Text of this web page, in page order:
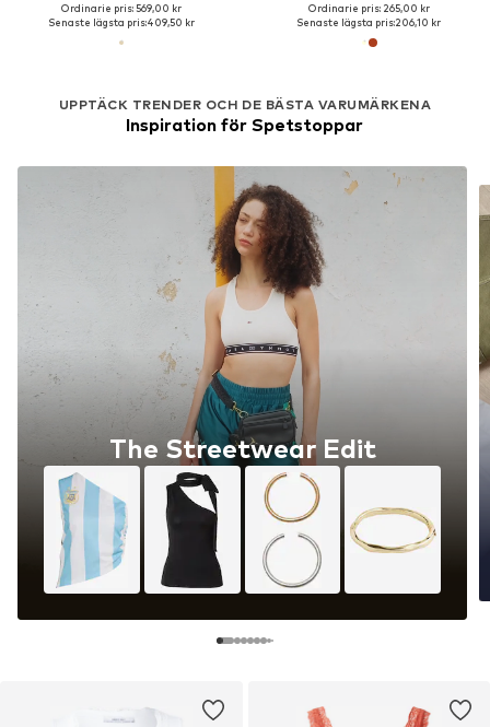
Ordinarie pris: 569,00 kr
Senaste lägsta pris:409,50 kr
Ordinarie pris: 265,00 kr
Senaste lägsta pris:206,10 kr
UPPTÄCK TRENDER OCH DE BÄSTA VARUMÄRKENA
Inspiration för Spetstoppar
The Streetwear Edit